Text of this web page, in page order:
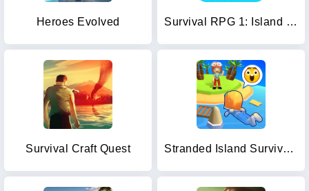
Heroes Evolved Survival RPG 1: Island Escape
Survival Craft Quest Stranded Island Survival Games